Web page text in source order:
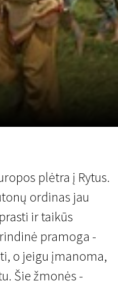
plėtra į Rytus.
ordinas jau
ir taikūs
pramoga -
o jeigu įmanoma,
Šie žmonės -